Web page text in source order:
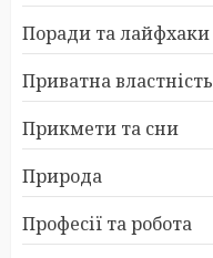
Поради та лайфхаки
Приватна властність
Прикмети та сни
Природа
Професії та робота